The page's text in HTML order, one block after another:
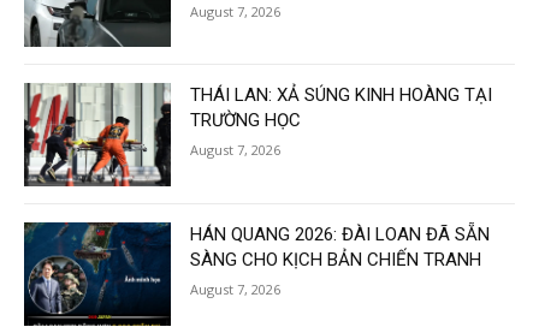
August 7, 2026
THÁI LAN: XẢ SÚNG KINH HOÀNG TẠI
TRƯỜNG HỌC
August 7, 2026
HÁN QUANG 2026: ĐÀI LOAN ĐÃ SẴN
SÀNG CHO KỊCH BẢN CHIẾN TRANH
August 7, 2026